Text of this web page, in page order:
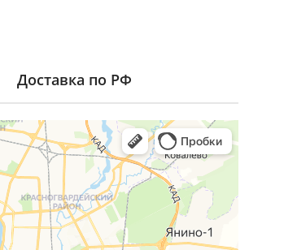
Доставка по РФ